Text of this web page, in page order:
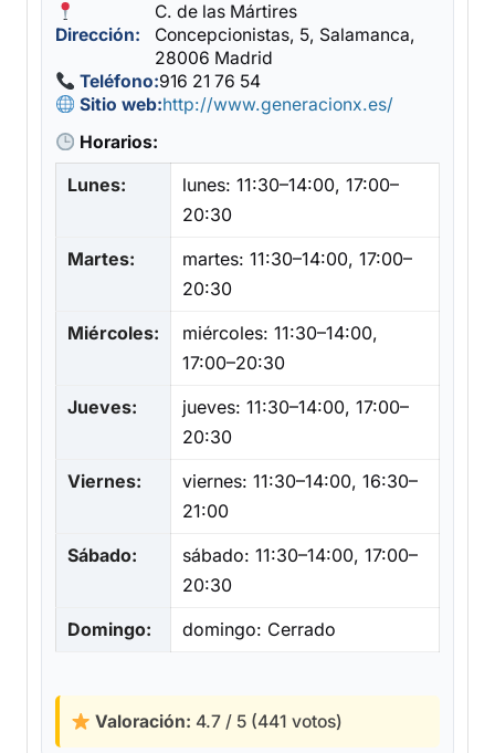
Dirección:
C. de las Mártires
Concepcionistas, 5, Salamanca,
28006 Madrid
Teléfono:916 21 76 54
Sitio web:http://www.generacionx.es/
Horarios:
Lunes:
lunes: 11:30–14:00, 17:00–
20:30
Martes:
martes: 11:30–14:00, 17:00–
20:30
Miércoles:
miércoles: 11:30–14:00,
17:00–20:30
Jueves:
jueves: 11:30–14:00, 17:00–
20:30
Viernes:
viernes: 11:30–14:00, 16:30–
21:00
Sábado:
sábado: 11:30–14:00, 17:00–
20:30
Domingo:
domingo: Cerrado
Valoración: 4.7 / 5 (441 votos)